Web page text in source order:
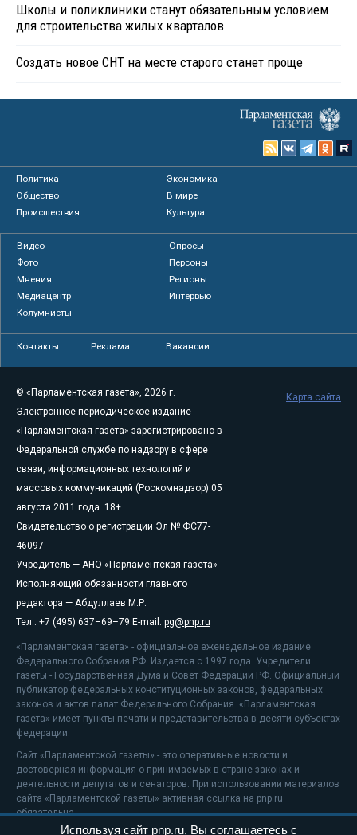
Школы и поликлиники станут обязательным условием
для строительства жилых кварталов
Создать новое СНТ на месте старого станет проще
Политика
Экономика
Общество
В мире
Происшествия
Культура
Видео
Опросы
Фото
Персоны
Мнения
Регионы
Медиацентр
Интервью
Колумнисты
Контакты Реклама Вакансии
© «Парламентская газета», 2026 г.
Электронное периодическое издание
«Парламентская газета» зарегистрировано в
Федеральной службе по надзору в сфере
связи, информационных технологий и
массовых коммуникаций (Роскомнадзор) 05
августа 2011 года. 18+
Свидетельство о регистрации Эл № ФС77-
46097
Учредитель — АНО «Парламентская газета»
Исполняющий обязанности главного
редактора — Абдуллаев М.Р.
Тел.: +7 (495) 637–69–79 E-mail: pg@pnp.ru
«Парламентская газета» - официальное еженедельное издание
Федерального Собрания РФ. Издается с 1997 года. Учредители
газеты - Государственная Дума и Совет Федерации РФ. Официальный
публикатор федеральных конституционных законов, федеральных
законов и актов палат Федерального Собрания. «Парламентская
газета» имеет пункты печати и представительства в десяти субъектах
федерации.
Сайт «Парламентской газеты» - это оперативные новости и
достоверная информация о принимаемых в стране законах и
деятельности депутатов и сенаторов. При использовании материалов
сайта «Парламентской газеты» активная ссылка на pnp.ru
обязательна.
Карта сайта
Используя сайт pnp.ru, Вы соглашаетесь с